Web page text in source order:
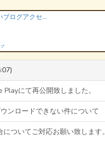
ここが知りたいブログアクセスの増やし方
にて再公開致しました。
ンロードできない件について
ついてご対応お願い致します。